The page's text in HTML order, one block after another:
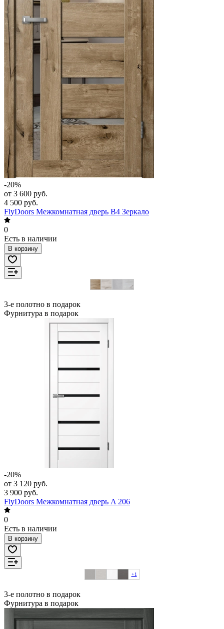
-20%
от 3 600 руб.
4 500 руб.
FlyDoors Межкомнатная дверь B4 Зеркало
0
Есть в наличии
В корзину
3-е полотно в подарок
Фурнитура в подарок
-20%
от 3 120 руб.
3 900 руб.
FlyDoors Межкомнатная дверь A 206
0
Есть в наличии
В корзину
+1
3-е полотно в подарок
Фурнитура в подарок